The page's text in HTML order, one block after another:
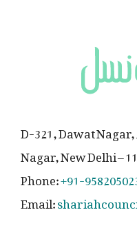
D-321, Dawat
Nagar, New Delhi –
Phone:+91-
Email: